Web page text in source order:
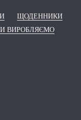
ЩОДЕННИКИ
ВИРОБЛЯЄМО